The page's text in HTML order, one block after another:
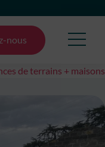
nous
de terrains + maisons